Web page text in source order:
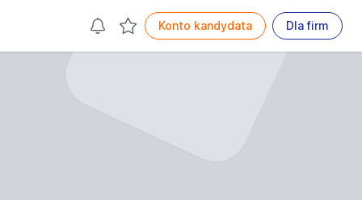
Konto kandydata Dla firm